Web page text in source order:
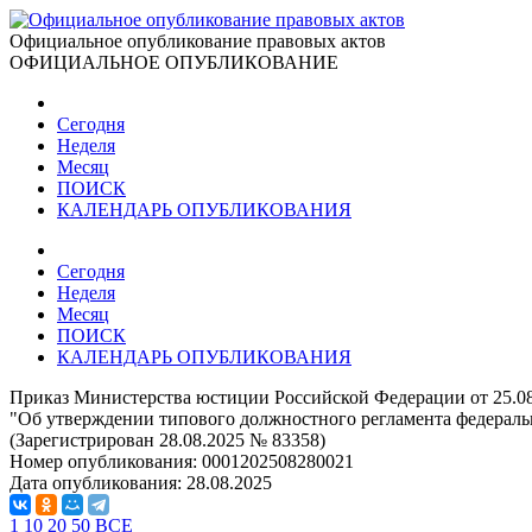
Официальное опубликование правовых актов
ОФИЦИАЛЬНОЕ ОПУБЛИКОВАНИЕ
Сегодня
Неделя
Месяц
ПОИСК
КАЛЕНДАРЬ ОПУБЛИКОВАНИЯ
Сегодня
Неделя
Месяц
ПОИСК
КАЛЕНДАРЬ ОПУБЛИКОВАНИЯ
Приказ Министерства юстиции Российской Федерации от
"Об утверждении типового должностного регламента
(Зарегистрирован 28.08.2025 № 83358)
Номер опубликования: 0001202508280021
Дата опубликования: 28.08.2025
1 10 20 50 ВСЕ